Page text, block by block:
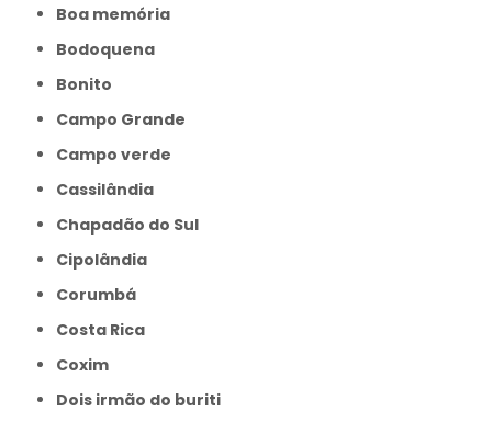
Boa memória
Bodoquena
Bonito
Campo Grande
Campo verde
Cassilândia
Chapadão do Sul
Cipolândia
Corumbá
Costa Rica
Coxim
Dois irmão do buriti